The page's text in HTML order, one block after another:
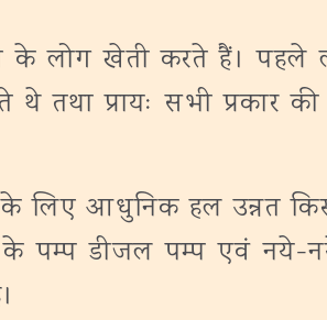
के लोग खेती करते हैं। पहले
प्रायः सभी प्रकार
आधुनिक हल उन्नत
पम्प डीजल पम्प एवं नये-